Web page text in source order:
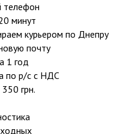
минут
курьером по Днепру
почту
1 год
по р/с с НДС
грн.